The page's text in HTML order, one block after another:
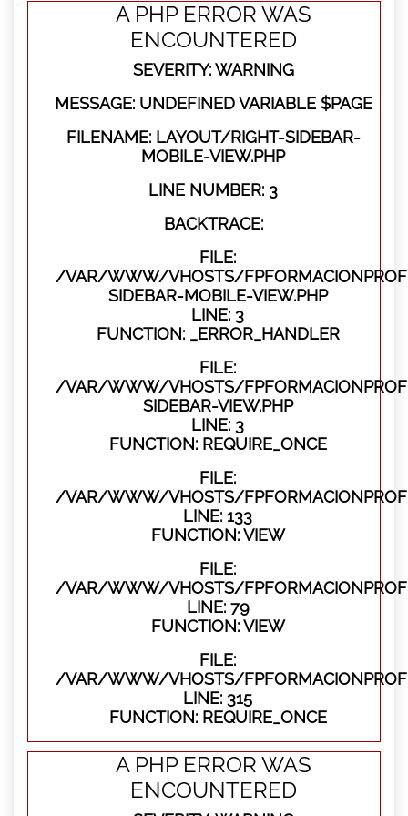
A PHP ERROR WAS
ENCOUNTERED
SEVERITY: WARNING
MESSAGE: UNDEFINED VARIABLE $PAGE
FILENAME: LAYOUT/RIGHT-SIDEBAR-
MOBILE-VIEW.PHP
LINE NUMBER: 3
BACKTRACE:
FILE:
/VAR/WWW/VHOSTS/
SIDEBAR-MOBILE-VIEW.PHP
LINE: 3
FUNCTION: _ERROR_HANDLER
FILE:
/VAR/WWW/VHOSTS/
SIDEBAR-VIEW.PHP
LINE: 3
FUNCTION: REQUIRE_ONCE
FILE:
/VAR/WWW/VHOSTS/
LINE: 133
FUNCTION: VIEW
FILE:
/VAR/WWW/VHOSTS/
LINE: 79
FUNCTION: VIEW
FILE:
/VAR/WWW/VHOSTS/
LINE: 315
FUNCTION: REQUIRE_ONCE
A PHP ERROR WAS
ENCOUNTERED